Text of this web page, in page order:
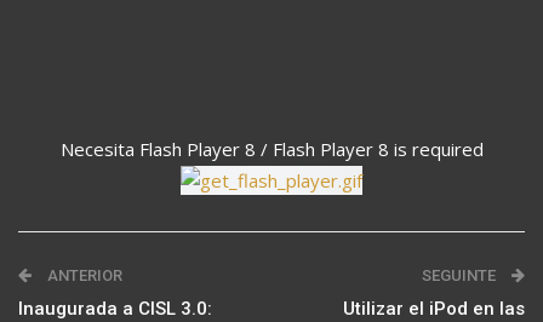
Necesita Flash Player 8 / Flash Player 8 is required
ANTERIOR
Inaugurada a CISL 3.0:
SEGUINTE
Utilizar el iPod en las